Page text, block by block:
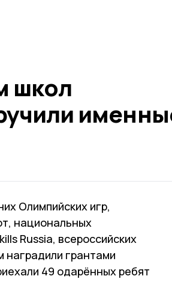
школ
Олимпийских игр,
национальных
Russia, всероссийских
наградили грантами
49 одарённых ребят